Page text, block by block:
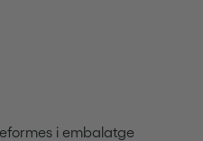
i embalatge